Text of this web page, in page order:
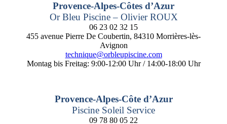
Provence-Alpes-Côtes d’Azur
Or Bleu Piscine – Olivier ROUX
06 23 02 32 15
455 avenue Pierre De Coubertin, 84310 Morrières-lès-
Avignon
technique@orbleupiscine.com
Montag bis Freitag: 9:00-12:00 Uhr / 14:00-18:00 Uhr
Provence-Alpes-Côte d’Azur
Piscine Soleil Service
09 78 80 05 22